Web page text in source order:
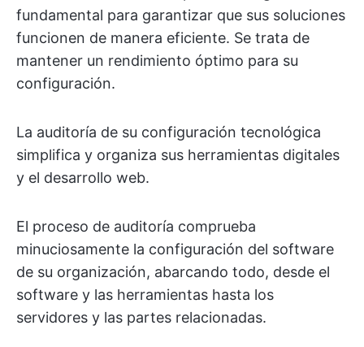
fundamental para garantizar que sus soluciones
funcionen de manera eficiente. Se trata de
mantener un rendimiento óptimo para su
configuración.
La auditoría de su configuración tecnológica
simplifica y organiza sus herramientas digitales
y el desarrollo web.
El proceso de auditoría comprueba
minuciosamente la configuración del software
de su organización, abarcando todo, desde el
software y las herramientas hasta los
servidores y las partes relacionadas.